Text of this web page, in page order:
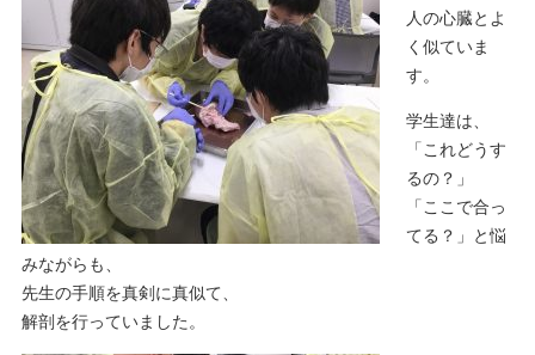
人の心臓とよ
く似ていま
す。
学生達は、
「これどうす
るの？」
「ここで合っ
てる？」と悩
みながらも、
先生の手順を真剣に真似て、
解剖を行っていました。